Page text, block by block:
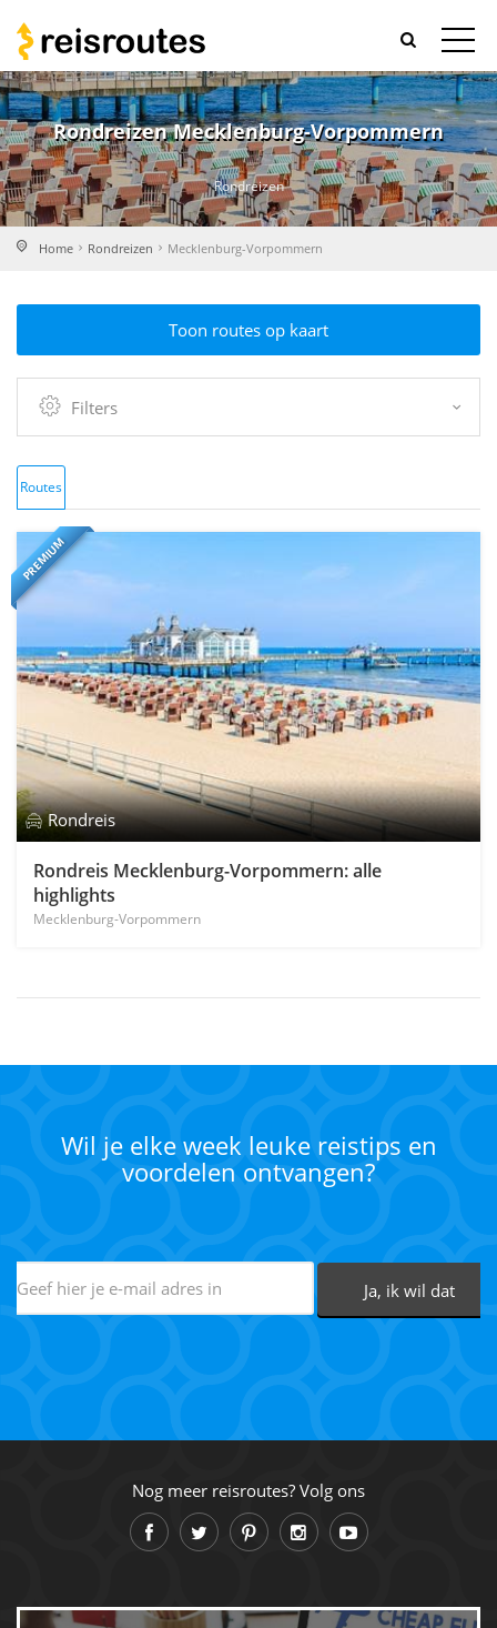
Rondreizen Mecklenburg-Vorpommern
Rondreizen
Home Rondreizen Mecklenburg-Vorpommern
Toon routes op kaart
Filters
Routes
PREMIUM
Rondreis
Rondreis Mecklenburg-Vorpommern: alle
highlights
Mecklenburg-Vorpommern
Wil je elke week leuke reistips en
voordelen ontvangen?
Nog meer reisroutes? Volg ons